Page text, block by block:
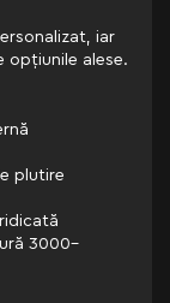
iar
opțiunile alese.
plutire
3000–